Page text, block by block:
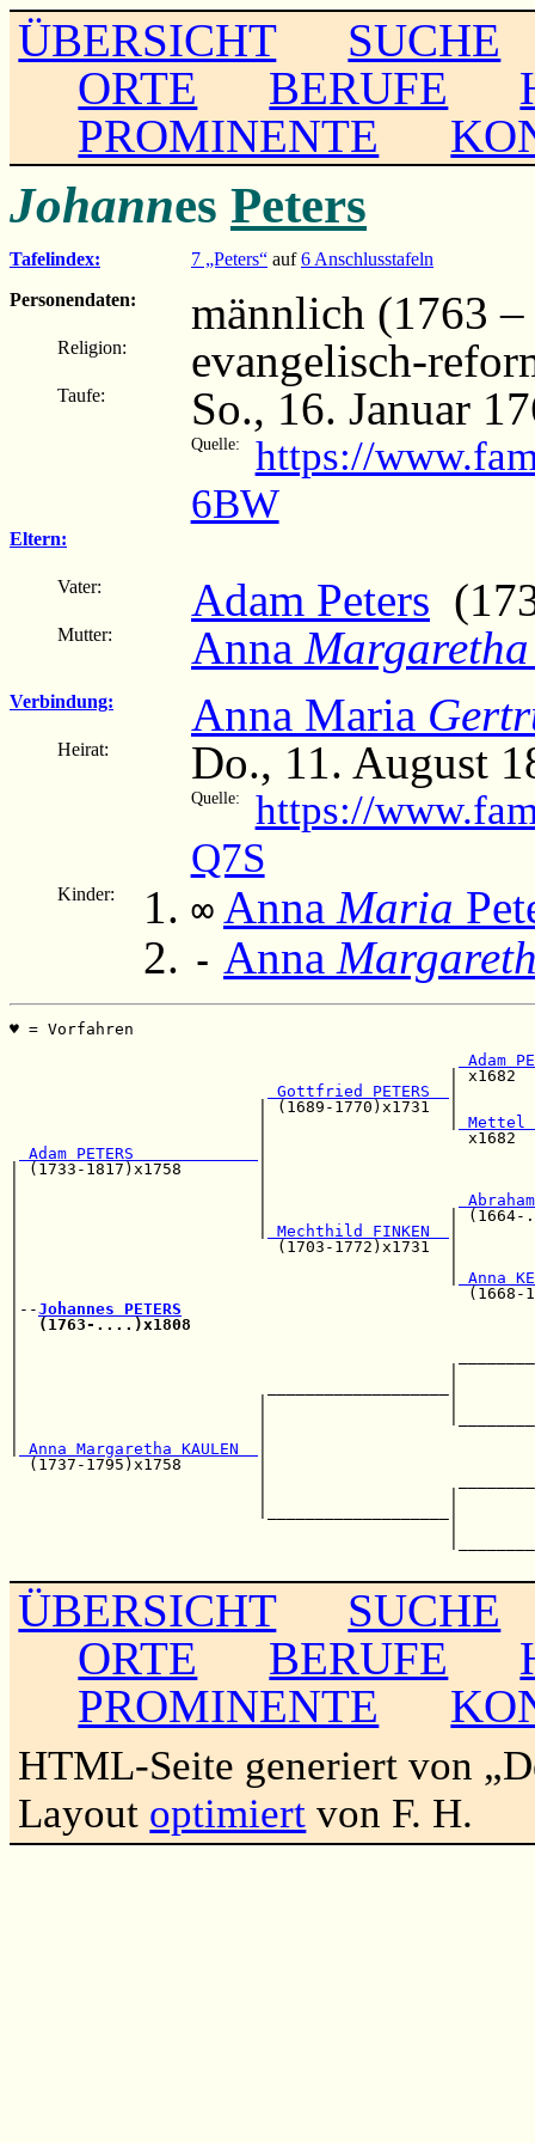
ÜBERSICHT
SUCHE
ORTE
BERUFE
PROMINENTE
Johannes Peters
Tafelindex: 7 „Peters“ auf6 Anschlusstafeln
Personendaten:
männlich (1763
Religion: evangelisch-
Taufe: So., 16. Januar
Quelle:
https://
6BW
Eltern:
Vater: Adam Peters
Mutter: Anna Margaretha
Verbindung: Anna Maria
Heirat: Do., 11. August
Quelle:
https://
Q7S
Kinder: ∞ Anna Maria
- Anna
♥ = Vorfahren
Gottfried PETERS
| (1689-
|
Adam PETERS
| (1733-1817)x1758
|                         |                   |
Mechthild FINKEN
|                           (1703-
Anna
|                                               (1668-
|--Johannes PETERS
(1763-....)x1808
Anna Margaretha KAULEN
(1737-1795)x1758        |
ÜBERSICHT
SUCHE
ORTE
BERUFE
PROMINENTE
HTML-Seite generiert von
Layout optimiert von F. H.